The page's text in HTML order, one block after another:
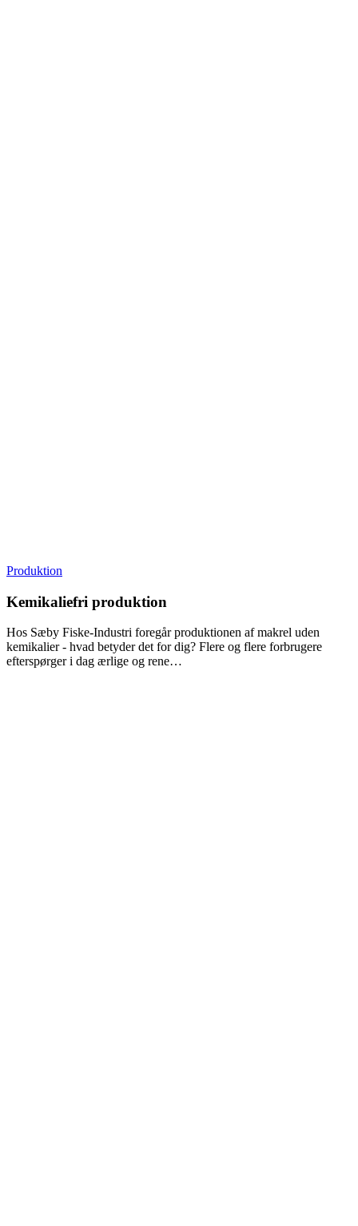
Produktion
Kemikaliefri produktion
Hos Sæby Fiske-Industri foregår produktionen af makrel uden
kemikalier - hvad betyder det for dig? Flere og flere forbrugere
efterspørger i dag ærlige og rene…